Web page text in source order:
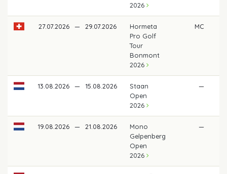
2026
27.07.2026 — 29.07.2026
Hormeta
Pro Golf
Tour
Bonmont
2026
MC
13.08.2026 — 15.08.2026
Staan
Open
2026
—
19.08.2026 — 21.08.2026
Mono
Gelpenberg
Open
2026
—